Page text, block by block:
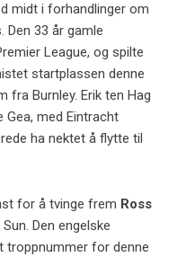
midt i forhandlinger om
Den 33 år gamle
League, og spilte
startplassen denne
fra Burnley. Erik ten Hag
Gea, med Eintracht
ha nektet å flytte til
for å tvinge frem Ross
Den engelske
troppnummer for denne